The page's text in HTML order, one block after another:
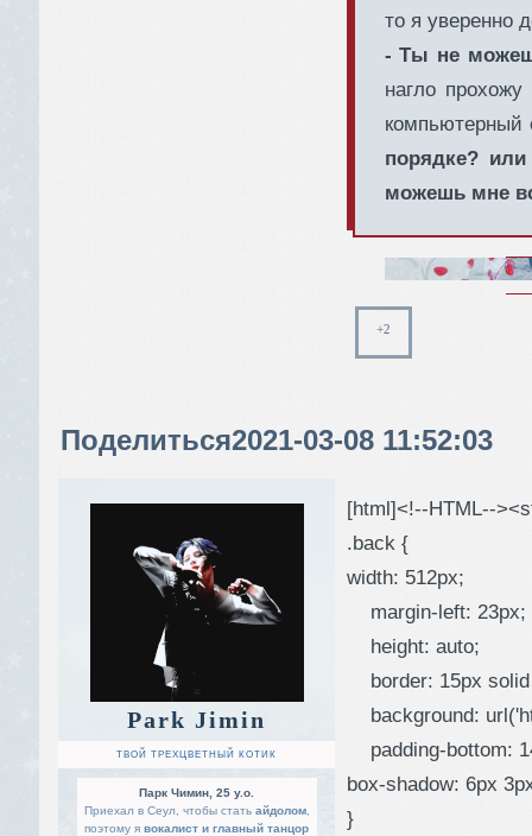
то я уверенно
- Ты не
нагло
порядке?
можешь мне
+2
Поделиться2021-03-08 11:52:03
Park Jimin
ТВОЙ ТРЕХЦВЕТНЫЙ КОТИК
Парк Чимин, 25 y.o.
Приехал в Сеул, чтобы стать айдолом,
поэтому я вокалист и главный танцор
[html]<!--HTML--
.back {
width: 512px;
margin-left: 23px;
height: auto;
border: 15px solid
background:
padding-bottom:
box-shadow: 6px
}